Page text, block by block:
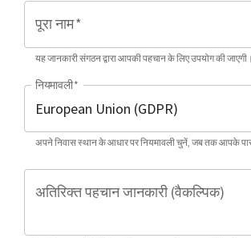
पूरा नाम*
यह जानकारी संगठन द्वारा आपकी पहचान के लिए उपयोग की जाएगी।
नियमावली*
अपने निवास स्थान के आधार पर नियमावली चुनें, जब तक आपके
अतिरिक्त पहचान जानकारी (वैकल्पिक)